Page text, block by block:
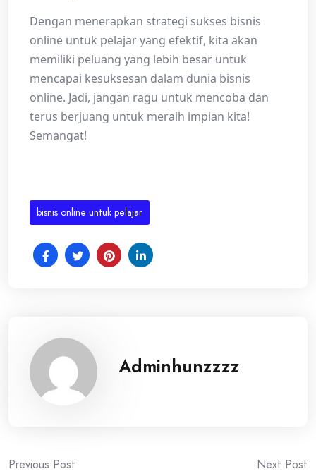
Dengan menerapkan strategi sukses bisnis
online untuk pelajar yang efektif, kita akan
memiliki peluang yang lebih besar untuk
mencapai kesuksesan dalam dunia bisnis
online. Jadi, jangan ragu untuk mencoba dan
terus berjuang untuk meraih impian kita!
Semangat!
bisnis online untuk pelajar
Adminhunzzzz
Previous Post Next Post